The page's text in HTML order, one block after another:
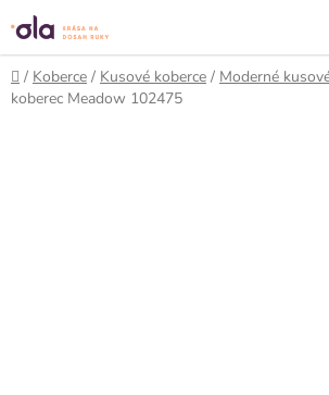
Prejsť
na
obsah
Domov
/ Koberce / Kusové koberce / Moderné
koberec Meadow 102475